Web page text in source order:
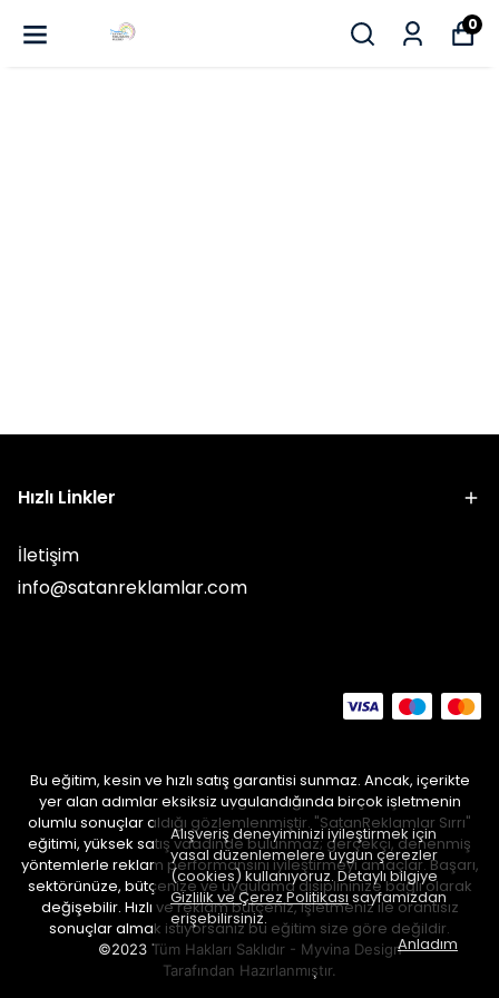
0
Alışveriş deneyiminizi iyileştirmek için
yasal düzenlemelere uygun çerezler
(cookies) kullanıyoruz. Detaylı bilgiye
Gizlilik ve Çerez Politikasısayfamızdan
erişebilirsiniz.
Anladım
Hızlı Linkler
İletişim
info@satanreklamlar.com
Bu eğitim, kesin ve hızlı satış garantisi sunmaz. Ancak, içerikte
yer alan adımlar eksiksiz uygulandığında birçok işletmenin
olumlu sonuçlar aldığı gözlemlenmiştir. "SatanReklamlar Sırrı"
eğitimi, yüksek satış vaadinde bulunmaz; gerçekçi, denenmiş
yöntemlerle reklam performansını iyileştirmeyi amaçlar. Başarı,
sektörünüze, bütçenize ve uygulama disiplininize bağlı olarak
değişebilir. Hızlı ve reklam bütçeniz, işletmeniz ile orantısız
sonuçlar almak istiyorsanız bu eğitim size göre değildir.
©2023 Tüm Hakları Saklıdır - Myvina Design
Tarafından Hazırlanmıştır.